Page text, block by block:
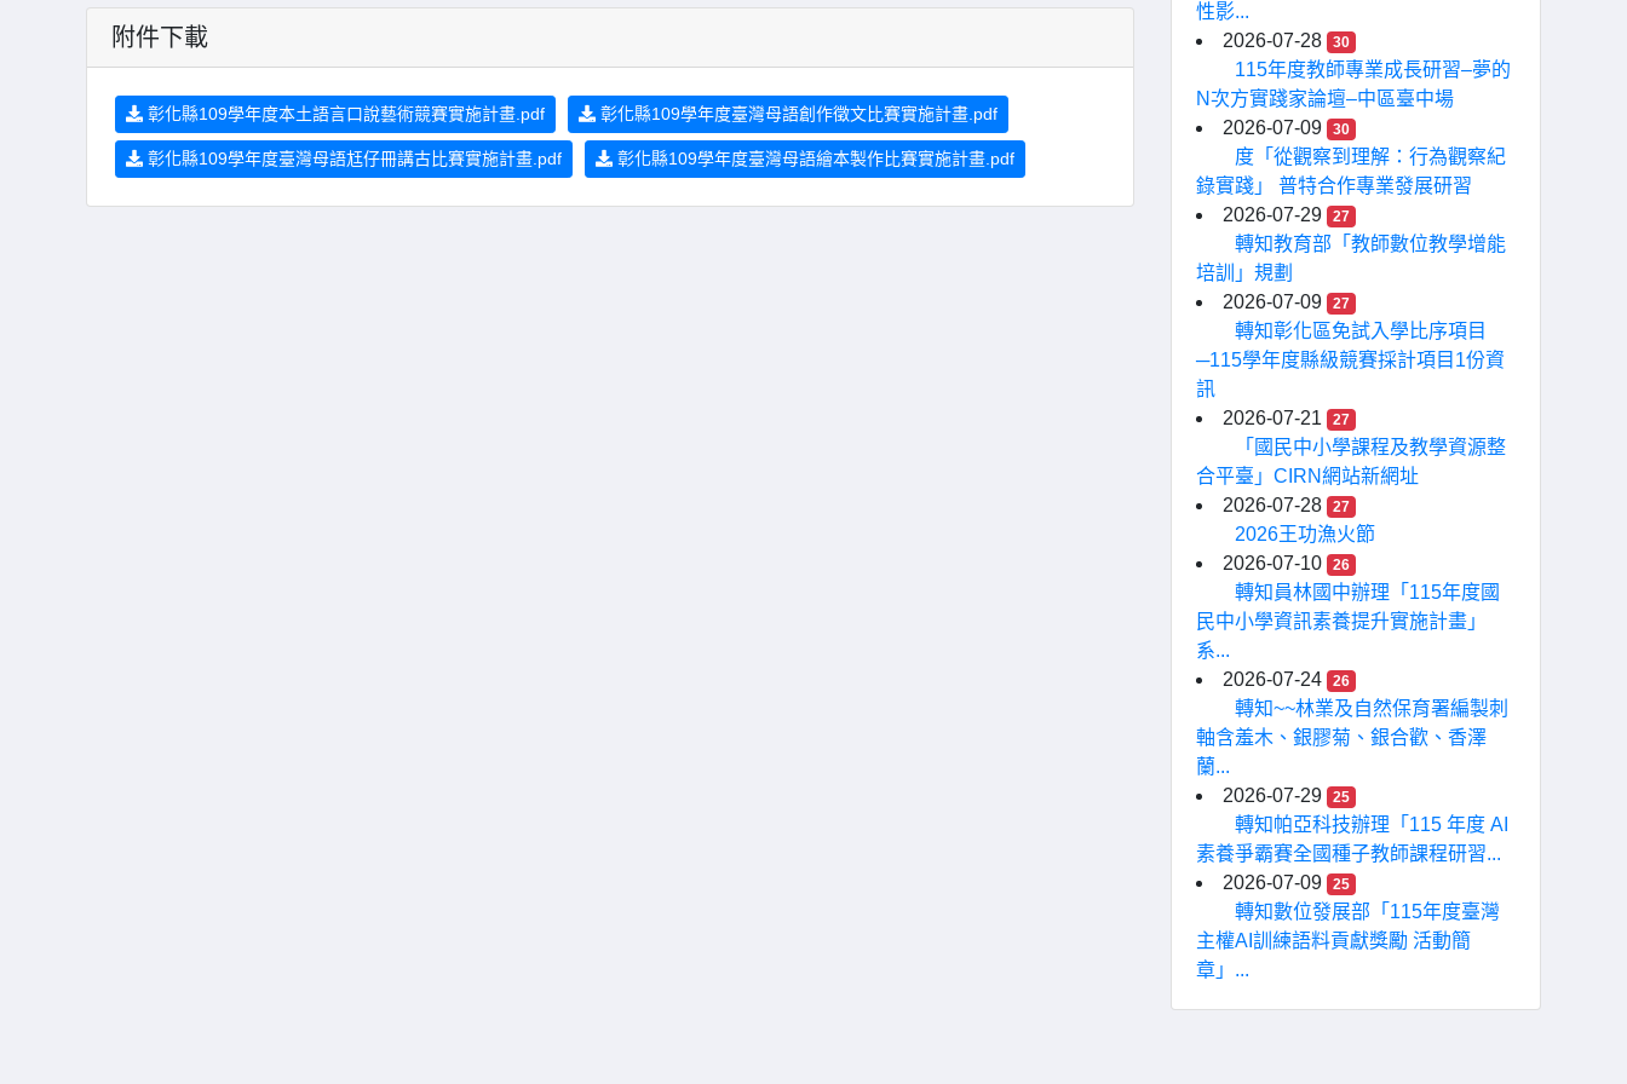
附件下載
彰化縣109學年度本土語言口說藝術競賽實施計畫.pdf 彰化縣109學年度臺灣母語創作徵文比賽實施計畫.pdf
彰化縣109學年度臺灣母語尪仔冊講古比賽實施計畫.pdf 彰化縣109學年度臺灣母語繪本製作比賽實施計畫.pdf
性影...
2026-07-28
30
115年度教師專業成長研習–夢的
N次方實踐家論壇–中區臺中場
2026-07-09
30
度「從觀察到理解：行為觀察紀
錄實踐」 普特合作專業發展研習
2026-07-29
27
轉知教育部「教師數位教學增能
培訓」規劃
2026-07-09
27
轉知彰化區免試入學比序項目
─115學年度縣級競賽採計項目1份資
訊
2026-07-21
27
「國民中小學課程及教學資源整
合平臺」CIRN網站新網址
2026-07-28
27
2026王功漁火節
2026-07-10
26
轉知員林國中辦理「115年度國
民中小學資訊素養提升實施計畫」
系...
2026-07-24
26
轉知~~林業及自然保育署編製刺
軸含羞木、銀膠菊、銀合歡、香澤
蘭...
2026-07-29
25
轉知帕亞科技辦理「115 年度 AI
素養爭霸賽全國種子教師課程研習...
2026-07-09
25
轉知數位發展部「115年度臺灣
主權AI訓練語料貢獻獎勵 活動簡
章」...